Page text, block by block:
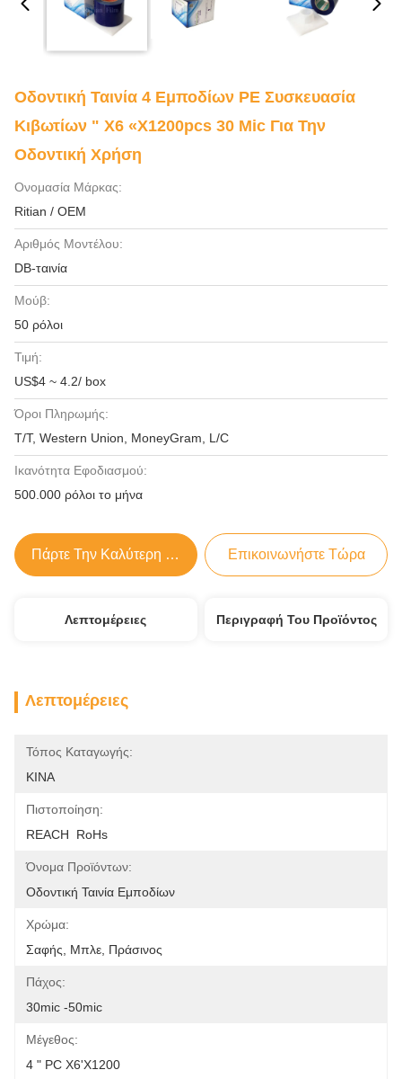
Οδοντική Ταινία 4 Εμποδίων PE Συσκευασία
Κιβωτίων " X6 «X1200pcs 30 Mic Για Την
Οδοντική Χρήση
Ονομασία Μάρκας:
Ritian / OEM
Αριθμός Μοντέλου:
DB-ταινία
Μούβ:
50 ρόλοι
Τιμή:
US$4 ~ 4.2/ box
Όροι Πληρωμής:
T/T, Western Union, MoneyGram, L/C
Ικανότητα Εφοδιασμού:
500.000 ρόλοι το μήνα
Πάρτε Την Καλύτερη Τιμή Επικοινωνήστε Τώρα
Λεπτομέρειες Περιγραφή Του Προϊόντος
Λεπτομέρειες
Τόπος Καταγωγής:
ΚΙΝΑ
Πιστοποίηση:
REACH  RoHs
Όνομα Προϊόντων:
Οδοντική Ταινία Εμποδίων
Χρώμα:
Σαφής, Μπλε, Πράσινος
Πάχος:
30mic -50mic
Μέγεθος:
4 " PC X6'x1200